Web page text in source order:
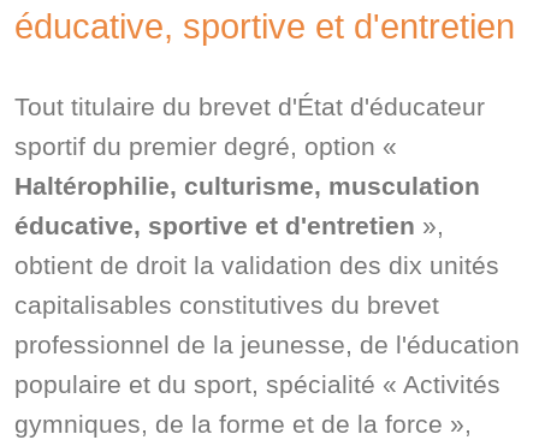
éducative, sportive et d'entretien
Tout titulaire du brevet d'État d'éducateur
sportif du premier degré, option «
Haltérophilie, culturisme, musculation
éducative, sportive et d'entretien »,
obtient de droit la validation des dix unités
capitalisables constitutives du brevet
professionnel de la jeunesse, de l'éducation
populaire et du sport, spécialité « Activités
gymniques, de la forme et de la force »,